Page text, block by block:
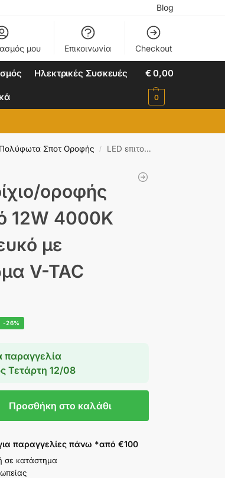
Blog
μου Επικοινωνία Checkout
Ηλεκτρικές Συσκευές €0,00
0
Πολύφωτα Σποτ Οροφής / LED επιτοίχιο/οροφής φωτιστικό 12W 4000K φυσικό λευκό με λευκό σώμα V-TAC 218256
οροφής
12W 4000K
με
V-TAC
-26%
παραγγελία
Τετάρτη 12/08
Προσθήκη στο καλάθι
παραγγελίες πάνω *από €100
κατάστημα